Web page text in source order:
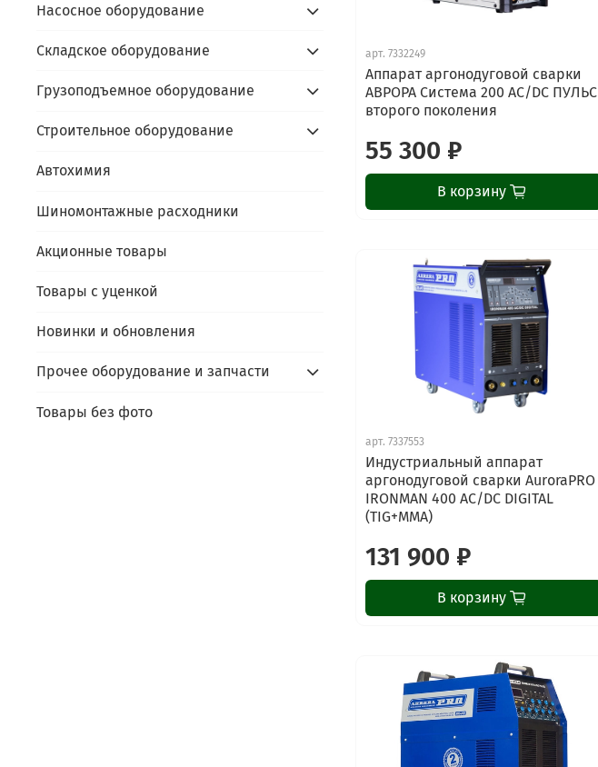
арт.7332249
Аппарат аргонодуговой сварки
АВРОРА Система 200 AC/DC ПУЛЬС
второго поколения
55 300 ₽
В корзину
арт.7337553
Индустриальный аппарат
аргонодуговой сварки AuroraPRO
IRONMAN 400 AC/DC DIGITAL
(TIG+MMA)
131 900 ₽
В корзину
Насосное оборудование
Складское оборудование
Грузоподъемное оборудование
Строительное оборудование
Автохимия
Шиномонтажные расходники
Акционные товары
Товары с уценкой
Новинки и обновления
Прочее оборудование и запчасти
Товары без фото